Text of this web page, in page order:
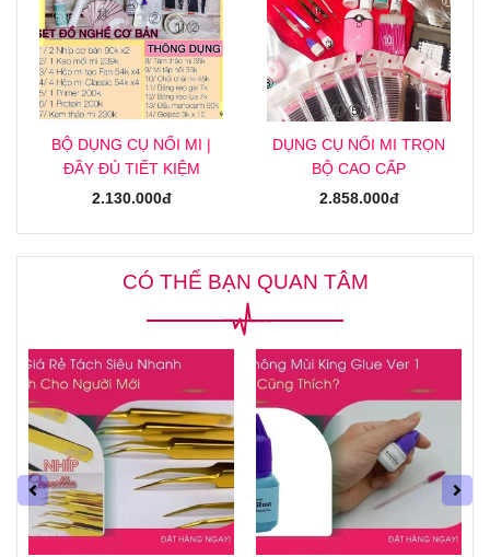
BỘ DỤNG CỤ NỐI MI |
ĐẦY ĐỦ TIẾT KIỆM
2.130.000đ
DỤNG CỤ NỐI MI TRỌN
BỘ CAO CẤP
2.858.000đ
CÓ THỂ BẠN QUAN TÂM